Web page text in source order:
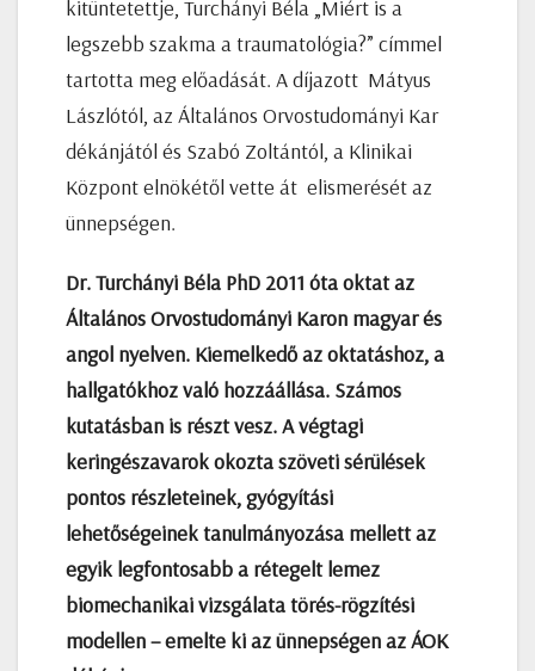
kitüntetettje, Turchányi Béla „Miért is a
legszebb szakma a traumatológia?” címmel
tartotta meg előadását. A díjazott Mátyus
Lászlótól, az Általános Orvostudományi Kar
dékánjától és Szabó Zoltántól, a Klinikai
Központ elnökétől vette át elismerését az
ünnepségen.
Dr. Turchányi Béla PhD 2011 óta oktat az
Általános Orvostudományi Karon magyar és
angol nyelven. Kiemelkedő az oktatáshoz, a
hallgatókhoz való hozzáállása. Számos
kutatásban is részt vesz. A végtagi
keringészavarok okozta szöveti sérülések
pontos részleteinek, gyógyítási
lehetőségeinek tanulmányozása mellett az
egyik legfontosabb a rétegelt lemez
biomechanikai vizsgálata törés-rögzítési
modellen – emelte ki az ünnepségen az ÁOK